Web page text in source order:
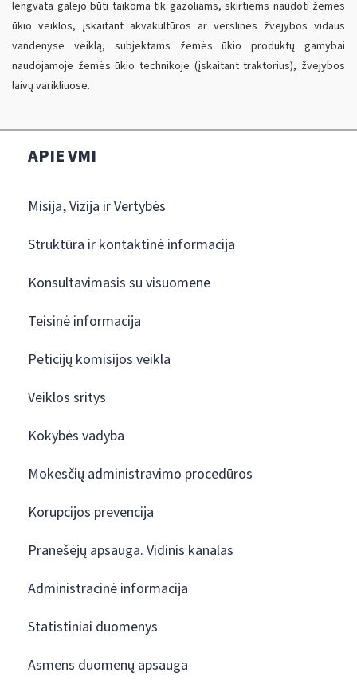
lengvata galėjo būti taikoma tik gazoliams, skirtiems naudoti žemės
ūkio veiklos, įskaitant akvakultūros ar verslinės žvejybos vidaus
vandenyse veiklą, subjektams žemės ūkio produktų gamybai
naudojamoje žemės ūkio technikoje (įskaitant traktorius), žvejybos
laivų varikliuose.
APIE VMI
Misija, Vizija ir Vertybės
Struktūra ir kontaktinė informacija
Konsultavimasis su visuomene
Teisinė informacija
Peticijų komisijos veikla
Veiklos sritys
Kokybės vadyba
Mokesčių administravimo procedūros
Korupcijos prevencija
Pranešėjų apsauga. Vidinis kanalas
Administracinė informacija
Statistiniai duomenys
Asmens duomenų apsauga